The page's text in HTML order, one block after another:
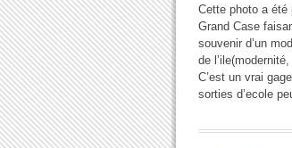
Cette photo a été
Grand Case
souvenir d’un
de
C’est un vrai
sorties d’ecole